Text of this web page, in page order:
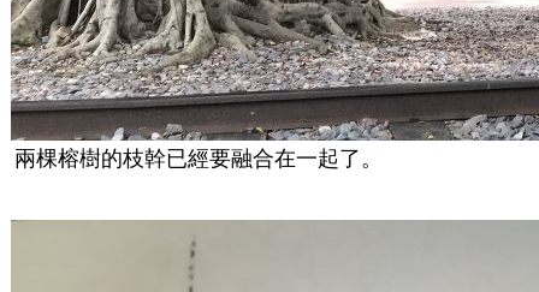
兩棵榕樹的枝幹已經要融合在一起了。